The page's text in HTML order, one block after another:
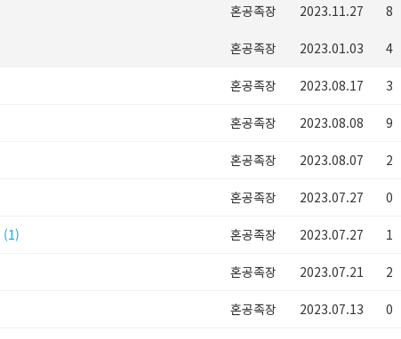
혼공족장 2023.11.27 8
혼공족장 2023.01.03 4
혼공족장 2023.08.17 3
혼공족장 2023.08.08 9
혼공족장 2023.08.07 2
혼공족장 2023.07.27 0
(1) 혼공족장 2023.07.27 1
혼공족장 2023.07.21 2
혼공족장 2023.07.13 0